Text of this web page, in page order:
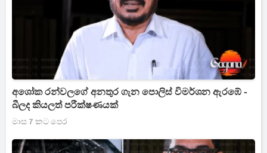
අශෝක රන්වලගේ අනතුර ගැන පොලිස් විමර්ශන ඇරඹේ -
බීලද කියලත් පරීක්ෂණයක්
මාස 7 කට පෙර